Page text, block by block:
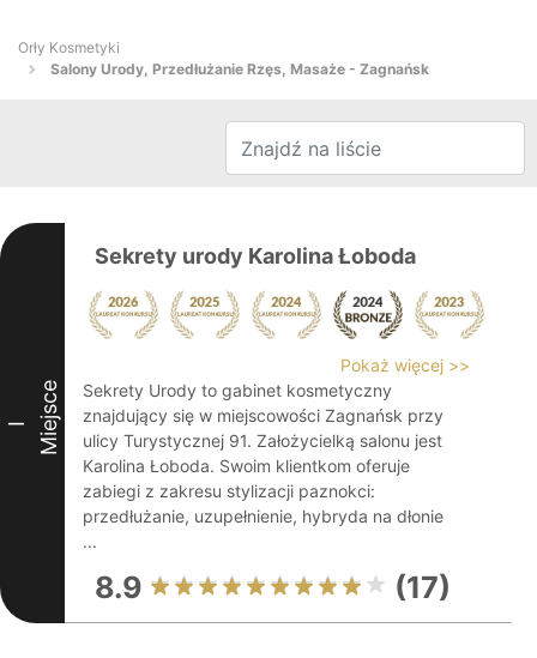
Orły Kosmetyki
Salony Urody, Przedłużanie Rzęs, Masaże - Zagnańsk
I Miejsce
Sekrety urody Karolina Łoboda
Pokaż więcej >>
Sekrety Urody to gabinet kosmetyczny
znajdujący się w miejscowości Zagnańsk przy
ulicy Turystycznej 91. Założycielką salonu jest
Karolina Łoboda. Swoim klientkom oferuje
zabiegi z zakresu stylizacji paznokci:
przedłużanie, uzupełnienie, hybryda na dłonie
...
8.9 (17)